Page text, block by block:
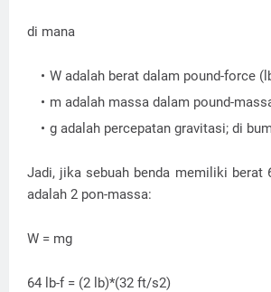
di mana
W adalah berat dalam pound-force
m adalah massa dalam pound-
g adalah percepatan gravitasi; di
Jadi, jika sebuah benda memiliki berat
adalah 2 pon-massa:
W = mg
64 lb-f = (2 lb)*(32 ft/s2)